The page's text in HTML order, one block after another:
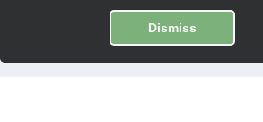
Dismiss